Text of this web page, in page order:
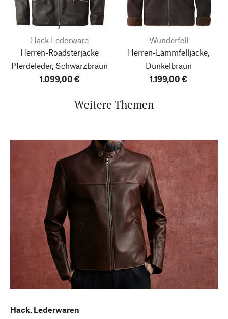
Hack Lederware
Herren-Roadsterjacke
Pferdeleder, Schwarzbraun
1.099,00 €
Wunderfell
Herren-Lammfelljacke,
Dunkelbraun
1.199,00 €
Weitere Themen
Hack. Lederwaren